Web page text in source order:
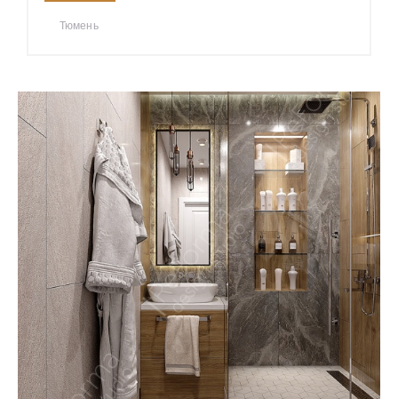
Тюмень